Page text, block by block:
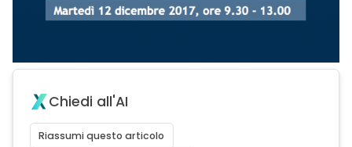
Chiedi all'AI
Riassumi questo articolo